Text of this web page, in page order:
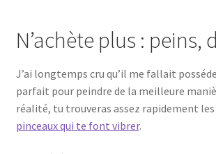
N’achète plus : peins,
J’ai longtemps cru qu’il me fallait
parfait pour peindre de la meilleure
réalité, tu trouveras assez rapidement
pinceaux qui te font vibrer.